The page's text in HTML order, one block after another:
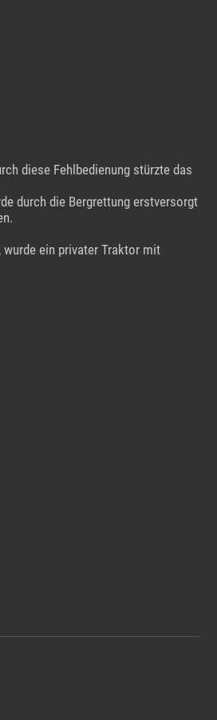
diese Fehlbedienung stürzte das
durch die Bergrettung erstversorgt
wurde ein privater Traktor mit